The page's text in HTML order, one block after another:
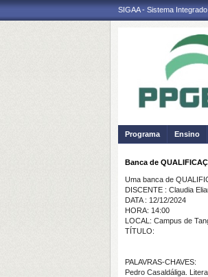
SIGAA - Sistema
Programa Ensino
Banca de
Uma banca de
DISCENTE : Claudia
DATA : 12/12/2024
HORA: 14:00
LOCAL: Campus de
TÍTULO:
PALAVRAS-CHAVES:
Pedro Casaldáliga.